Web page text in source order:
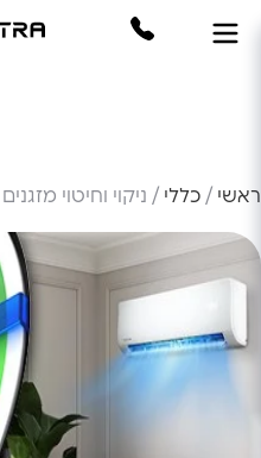
ראשי / כללי / ניקוי וחיטוי